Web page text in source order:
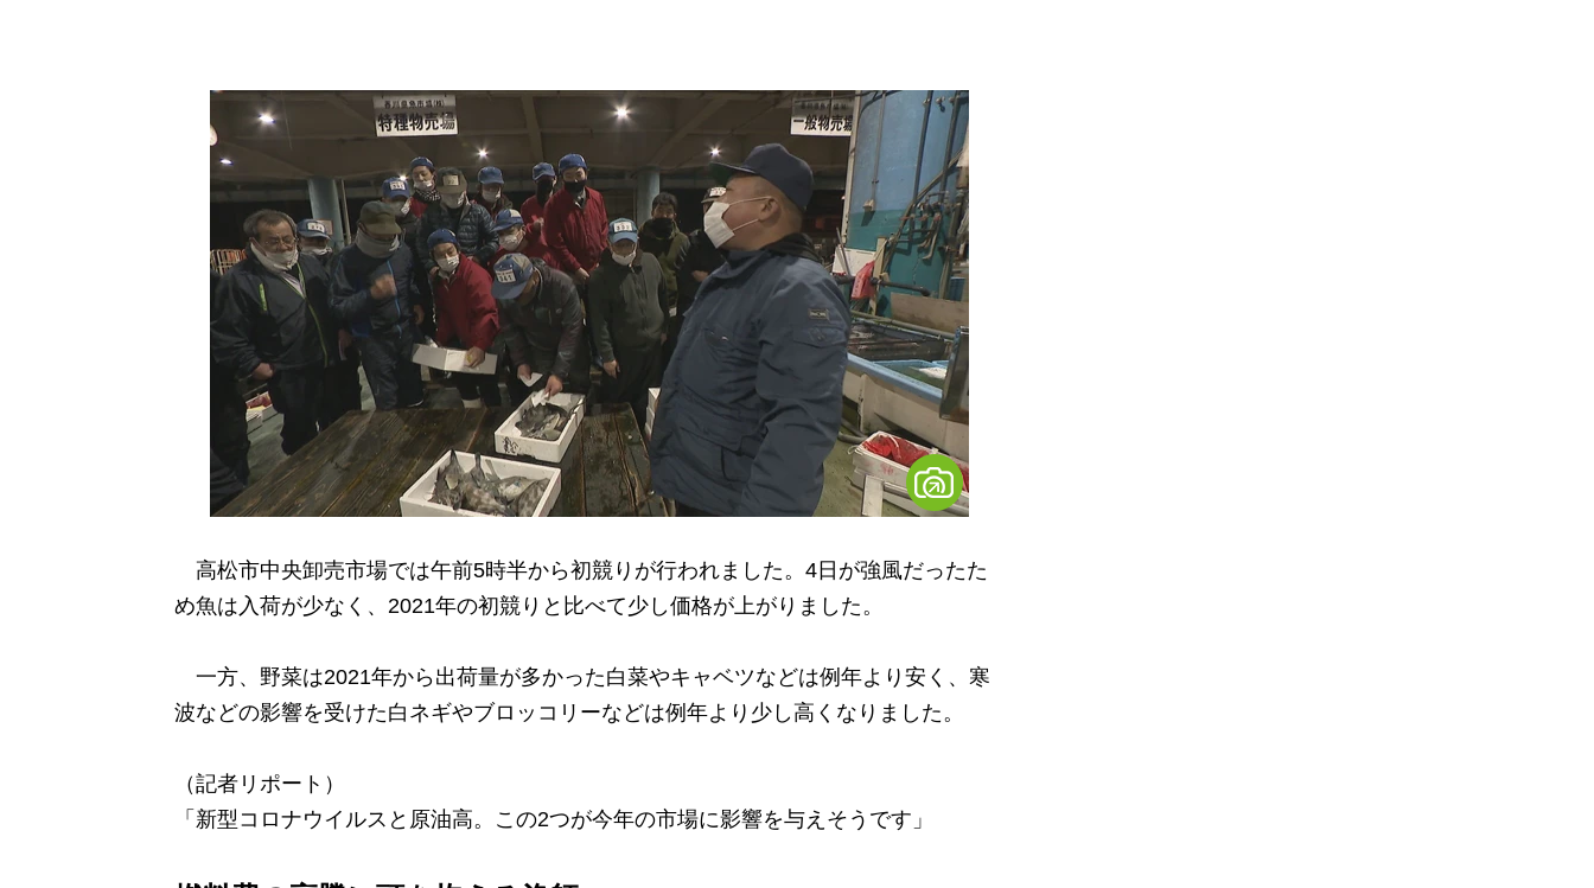
高松市中央卸売市場では午前5時半から初競りが行われました。4日が強風だったた
め魚は入荷が少なく、2021年の初競りと比べて少し価格が上がりました。
一方、野菜は2021年から出荷量が多かった白菜やキャベツなどは例年より安く、寒
波などの影響を受けた白ネギやブロッコリーなどは例年より少し高くなりました。
（記者リポート）
「新型コロナウイルスと原油高。この2つが今年の市場に影響を与えそうです」